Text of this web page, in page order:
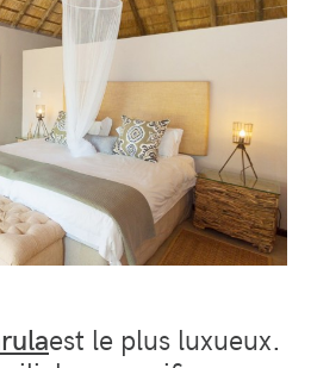
est le plus luxueux.